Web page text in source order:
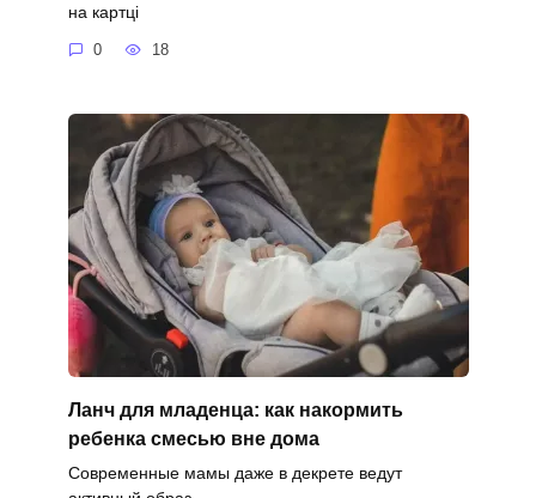
на картці
0 18
Ланч для младенца: как накормить
ребенка смесью вне дома
Современные мамы даже в декрете ведут